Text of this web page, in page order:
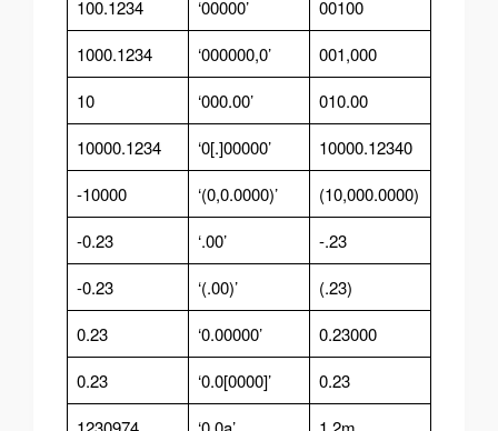
100.1234
‘00000’
00100
1000.1234
‘000000,0’
001,000
10
‘000.00’
010.00
10000.1234
‘0[.]00000’
10000.12340
-10000
‘(0,0.0000)’
(10,000.0000)
-0.23
‘.00’
-.23
-0.23
‘(.00)’
(.23)
0.23
‘0.00000’
0.23000
0.23
‘0.0[0000]’
0.23